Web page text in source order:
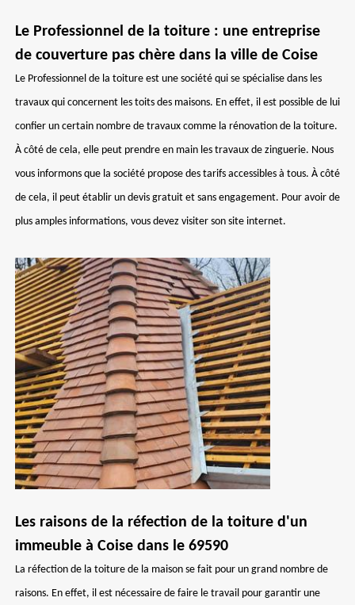
Le Professionnel de la toiture : une entreprise
de couverture pas chère dans la ville de Coise
Le Professionnel de la toiture est une société qui se spécialise dans les
travaux qui concernent les toits des maisons. En effet, il est possible de lui
confier un certain nombre de travaux comme la rénovation de la toiture.
À côté de cela, elle peut prendre en main les travaux de zinguerie. Nous
vous informons que la société propose des tarifs accessibles à tous. À côté
de cela, il peut établir un devis gratuit et sans engagement. Pour avoir de
plus amples informations, vous devez visiter son site internet.
Les raisons de la réfection de la toiture d'un
immeuble à Coise dans le 69590
La réfection de la toiture de la maison se fait pour un grand nombre de
raisons. En effet, il est nécessaire de faire le travail pour garantir une